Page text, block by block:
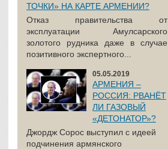
ТОЧКИ» НА КАРТЕ АРМЕНИИ?
Отказ правительства от
эксплуатации Амулсарского
золотого рудника даже в случае
позитивного экспертного...
05.05.2019
АРМЕНИЯ –
РОССИЯ: РВАНЁТ
ЛИ ГАЗОВЫЙ
«ДЕТОНАТОР»?
Джордж Сорос выступил с идеей
подчинения армянского